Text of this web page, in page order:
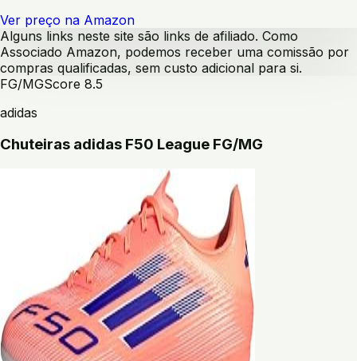
Ver preço na Amazon
Alguns links neste site são links de afiliado. Como
Associado Amazon, podemos receber uma comissão por
compras qualificadas, sem custo adicional para si.
FG/MGScore 8.5
adidas
Chuteiras adidas F50 League FG/MG